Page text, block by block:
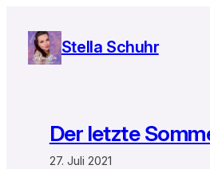
Inhalt
springen
Stella Schuhr
Der letzte
27. Juli 2021